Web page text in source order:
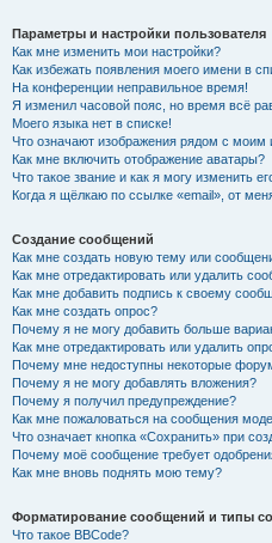
Параметры и настройки пользователя
Как мне изменить мои настройки?
Как избежать появления моего имени в
На конференции неправильное время!
Я изменил часовой пояс, но время всё
Моего языка нет в списке!
Что означают изображения рядом с моим
Как мне включить отображение аватары?
Что такое звание и как я могу изменить
Когда я щёлкаю по ссылке «email», от
Создание сообщений
Как мне создать новую тему или
Как мне отредактировать или удалить
Как мне добавить подпись к своему
Как мне создать опрос?
Почему я не могу добавить больше
Как мне отредактировать или удалить
Почему мне недоступны некоторые
Почему я не могу добавлять вложения?
Почему я получил предупреждение?
Как мне пожаловаться на сообщения
Что означает кнопка «Сохранить» при
Почему моё сообщение требует
Как мне вновь поднять мою тему?
Форматирование сообщений и типы
Что такое BBCode?